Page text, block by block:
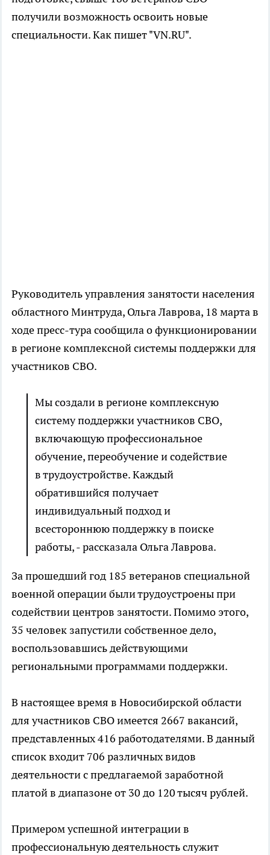
получили возможность освоить новые
специальности. Как пишет "VN.RU".
Руководитель управления занятости населения
областного Минтруда, Ольга Лаврова, 18 марта в
ходе пресс-тура сообщила о функционировании
в регионе комплексной системы поддержки для
участников СВО.
Мы создали в регионе комплексную
систему поддержки участников СВО,
включающую профессиональное
обучение, переобучение и содействие
в трудоустройстве. Каждый
обратившийся получает
индивидуальный подход и
всестороннюю поддержку в поиске
работы, - рассказала Ольга Лаврова.
За прошедший год 185 ветеранов специальной
военной операции были трудоустроены при
содействии центров занятости. Помимо этого,
35 человек запустили собственное дело,
воспользовавшись действующими
региональными программами поддержки.
В настоящее время в Новосибирской области
для участников СВО имеется 2667 вакансий,
представленных 416 работодателями. В данный
список входит 706 различных видов
деятельности с предлагаемой заработной
платой в диапазоне от 30 до 120 тысяч рублей.
Примером успешной интеграции в
профессиональную деятельность служит